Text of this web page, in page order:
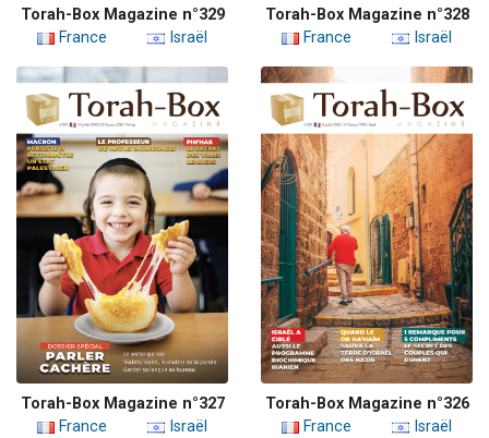
Torah-Box Magazine n°329
France
Israël
Torah-Box Magazine n°328
France
Israël
Torah-Box Magazine n°327
France
Israël
Torah-Box Magazine n°326
France
Israël